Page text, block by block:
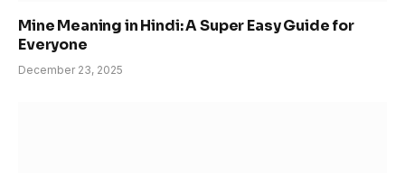
Mine Meaning in Hindi: A Super Easy Guide for
Everyone
December 23, 2025